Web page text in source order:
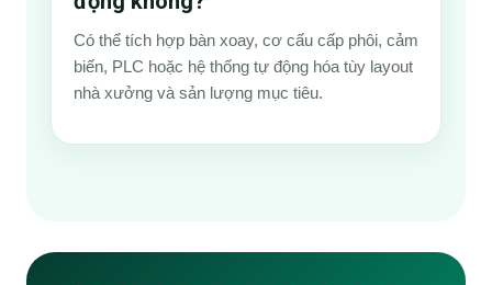
Có thể tích hợp bàn xoay, cơ cấu cấp phôi, cảm
biến, PLC hoặc hệ thống tự động hóa tùy layout
nhà xưởng và sản lượng mục tiêu.